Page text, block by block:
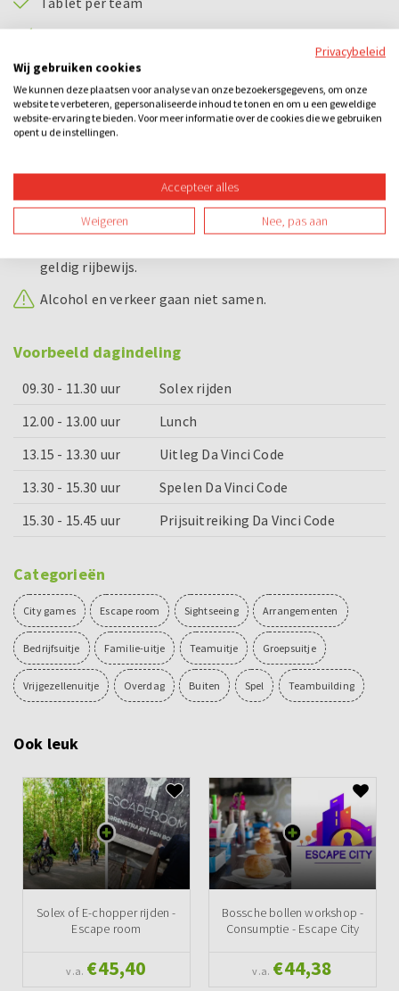
Bijzonderheden
Solex rijden:
rijbewijs. Dit dien je op ons verzoek ook aan te kunnen
tonen voordat u aan de rit begint.
Wellicht ten overvloede, maar een ingetrokken of
geldig rijbewijs.
Alcohol en verkeer gaan niet samen.
Voorbeeld dagindeling
09.30 - 11.30 uur
Solex rijden
12.00 - 13.00 uur
Lunch
13.15 - 13.30 uur
Uitleg Da Vinci Code
13.30 - 15.30 uur
Spelen Da Vinci Code
15.30 - 15.45 uur
Prijsuitreiking Da Vinci Code
Categorieën
City games Escape room Sightseeing Arrangementen
Bedrijfsuitje Familie-uitje Teamuitje Groepsuitje
Vrijgezellenuitje Overdag Buiten Spel Teambuilding
Ook leuk
Solex of E-chopper rijden -
Escape room
v.a. €45,40
Bossche bollen workshop -
Consumptie - Escape City
v.a. €44,38
Privacybeleid
Wij gebruiken cookies
We kunnen deze plaatsen voor analyse van onze bezoekersgegevens, om onze
website te verbeteren, gepersonaliseerde inhoud te tonen en om u een geweldige
website-ervaring te bieden. Voor meer informatie over de cookies die we gebruiken
opent u de instellingen.
Accepteer alles
Weigeren Nee, pas aan